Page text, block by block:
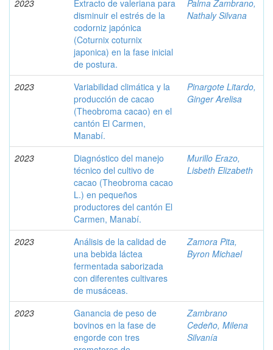
2023
Extracto de valeriana para
disminuir el estrés de la
codorniz japónica
(Coturnix coturnix
japonica) en la fase inicial
de postura.
Palma Zambrano,
Nathaly Silvana
2023
Variabilidad climática y la
producción de cacao
(Theobroma cacao) en el
cantón El Carmen,
Manabí.
Pinargote Litardo,
Ginger Arelisa
2023
Diagnóstico del manejo
técnico del cultivo de
cacao (Theobroma cacao
L.) en pequeños
productores del cantón El
Carmen, Manabí.
Murillo Erazo,
Lisbeth Elizabeth
2023
Análisis de la calidad de
una bebida láctea
fermentada saborizada
con diferentes cultivares
de musáceas.
Zamora Pita,
Byron Michael
2023
Ganancia de peso de
bovinos en la fase de
engorde con tres
Zambrano
Cedeño, Milena
Silvanía